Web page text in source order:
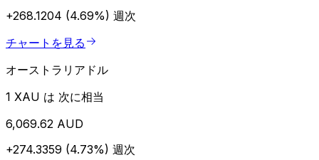
+268.1204 (4.69%) 週次
チャートを見る
オーストラリアドル
1 XAU は 次に相当
6,069.62 AUD
+274.3359 (4.73%) 週次